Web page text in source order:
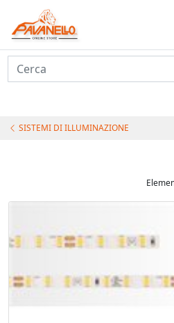
Cerca
SISTEMI DI ILLUMINAZIONE